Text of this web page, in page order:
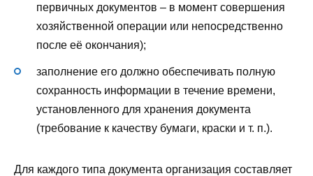
первичных документов – в момент совершения
хозяйственной операции или непосредственно
после её окончания);
заполнение его должно обеспечивать полную
сохранность информации в течение времени,
установленного для хранения документа
(требование к качеству бумаги, краски и т. п.).
Для каждого типа документа организация составляет